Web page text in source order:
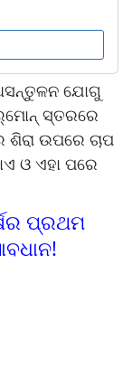
ଯୋଗୁ
ସ୍ତରରେ
ଉପରେ ଚାପ
ଓ ଏହା ପରେ
ପ୍ରଥମ